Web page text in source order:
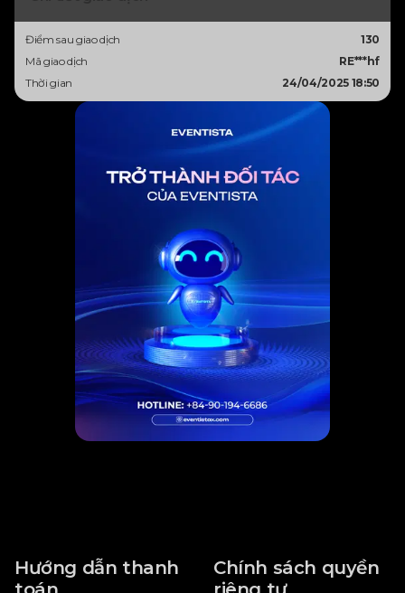
Điểm sau giao dịch
130
Mã giao dịch
RE***hf
Thời gian
24/04/2025 18:50
Hướng dẫn thanh
Chính sách quyền